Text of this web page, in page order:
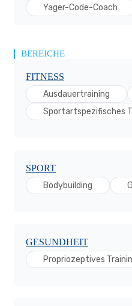
Yager-Code-Coach
BEREICHE
FITNESS
Ausdauertraining
Sportartspezifisches
SPORT
Bodybuilding
GESUNDHEIT
Propriozeptives